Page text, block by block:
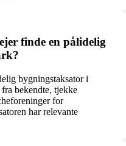
finde en pålidelig
bygningstaksator i
bekendte, tjekke
for
har relevante